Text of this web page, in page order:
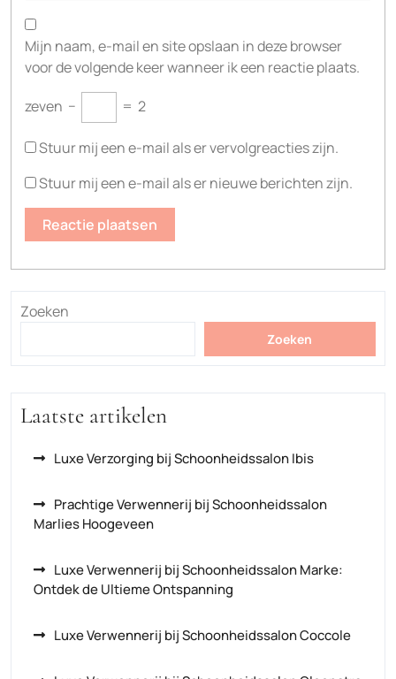
Mijn naam, e-mail en site opslaan in deze browser
voor de volgende keer wanneer ik een reactie plaats.
zeven − = 2
Stuur mij een e-mail als er vervolgreacties zijn.
Stuur mij een e-mail als er nieuwe berichten zijn.
Zoeken
Zoeken
Laatste artikelen
Luxe Verzorging bij Schoonheidssalon Ibis
Prachtige Verwennerij bij Schoonheidssalon
Marlies Hoogeveen
Luxe Verwennerij bij Schoonheidssalon Marke:
Ontdek de Ultieme Ontspanning
Luxe Verwennerij bij Schoonheidssalon Coccole